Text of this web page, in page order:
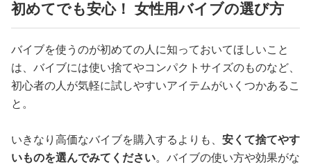
初めてでも安心！ 女性用バイブの選び方
バイブを使うのが初めての人に知っておいてほしいこと
は、バイブには使い捨てやコンパクトサイズのものなど、
初心者の人が気軽に試しやすいアイテムがいくつかあるこ
と。
いきなり高価なバイブを購入するよりも、 安くて捨てやす
いものを選んでみてください。バイブの使い方や効果がな